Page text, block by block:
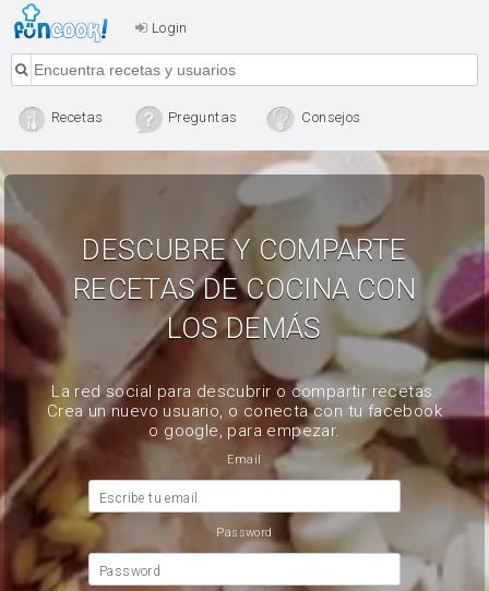
Login
Recetas Preguntas Consejos
DESCUBRE Y COMPARTE
RECETAS DE COCINA CON
LOS DEMÁS
La red social para descubrir o compartir recetas.
Crea un nuevo usuario, o conecta con tu facebook
o google, para empezar.
Email
Escribe tu email
Password
Password